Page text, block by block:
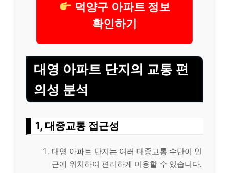
덕양구 아파트 정보
확인하기
대영 아파트 단지의 교통 편
의성 분석
1, 대중교통 접근성
대영 아파트 단지는 여러 대중교통 수단이 인
근에 위치하여 편리하게 이용할 수 있습니다.